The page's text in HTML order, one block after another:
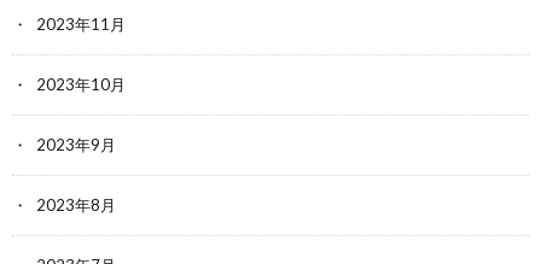
2023年11月
2023年10月
2023年9月
2023年8月